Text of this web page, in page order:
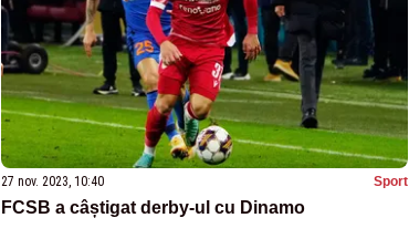
27 nov. 2023, 10:40 Sport
FCSB a câștigat derby-ul cu Dinamo